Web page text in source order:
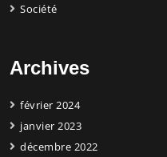
Société
Archives
février 2024
janvier 2023
décembre 2022